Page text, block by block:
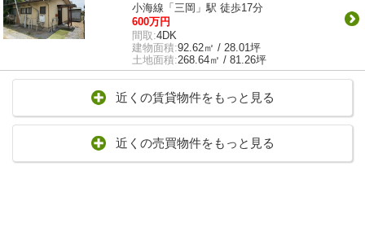
小海線「三岡」駅 徒歩17分
600万円
間取:4DK
建物面積:92.62㎡ / 28.01坪
土地面積:268.64㎡ / 81.26坪
近くの賃貸物件をもっと見る
近くの売買物件をもっと見る